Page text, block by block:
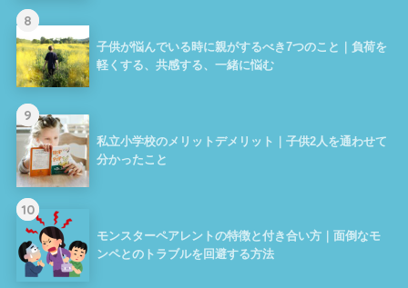
8
子供が悩んでいる時に親がするべき7つのこと｜負荷を
軽くする、共感する、一緒に悩む
9
私立小学校のメリットデメリット｜子供2人を通わせて
分かったこと
10
モンスターペアレントの特徴と付き合い方｜面倒なモ
ンペとのトラブルを回避する方法